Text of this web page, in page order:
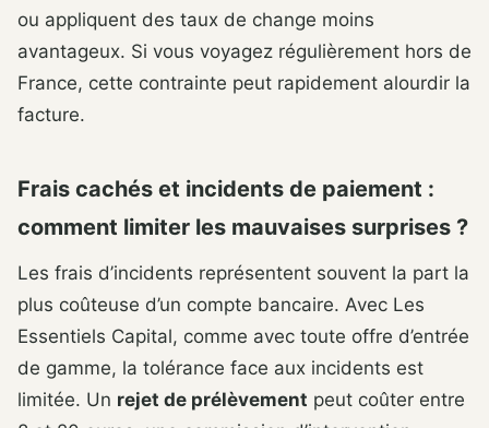
ou appliquent des taux de change moins
avantageux. Si vous voyagez régulièrement hors de
France, cette contrainte peut rapidement alourdir la
facture.
Frais cachés et incidents de paiement :
comment limiter les mauvaises surprises ?
Les frais d’incidents représentent souvent la part la
plus coûteuse d’un compte bancaire. Avec Les
Essentiels Capital, comme avec toute offre d’entrée
de gamme, la tolérance face aux incidents est
limitée. Un rejet de prélèvement peut coûter entre